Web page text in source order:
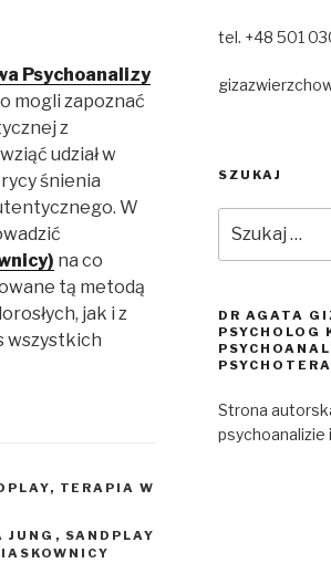
Psychoanalizy
mogli zapoznać
z
udział w
śnienia
W
na co
tą metodą
jak i z
wszystkich
, TERAPIA W
JUNG , SANDPLAY
tel. +48 501
SZUKAJ
DR AGATA
PSYCHOLOG
Strona
psychoanalizie